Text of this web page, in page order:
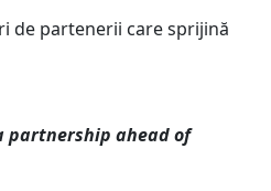
de partenerii care sprijină
partnership ahead of